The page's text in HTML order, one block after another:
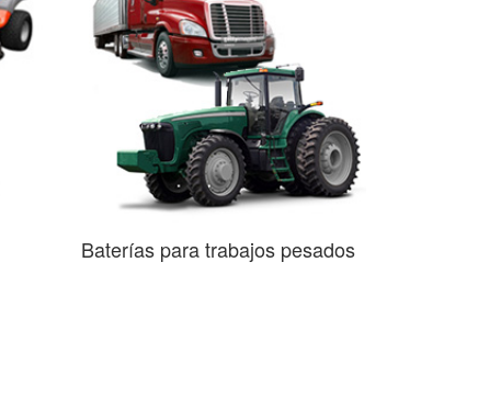
Baterías para trabajos pesados